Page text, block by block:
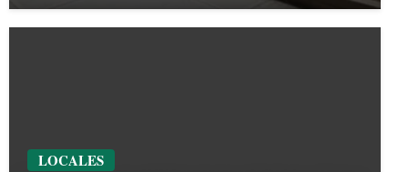
LOCALES